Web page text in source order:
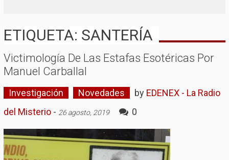
ETIQUETA: SANTERÍA
Victimología De Las Estafas Esotéricas Por
Manuel Carballal
Investigación Novedades by EDENEX - La Radio
del Misterio- 26 agosto, 2019 0